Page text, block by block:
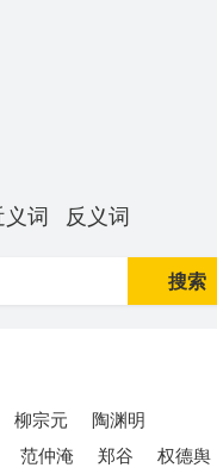
义词 反义词
搜索
柳宗元
陶渊明
范仲淹 郑谷
权德舆